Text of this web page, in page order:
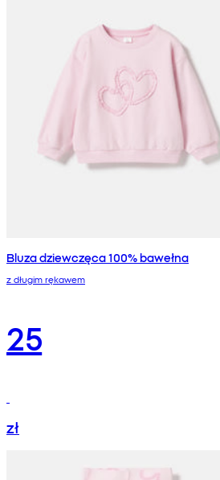
Bluza dziewczęca 100% bawełna
z długim rękawem
25
zł